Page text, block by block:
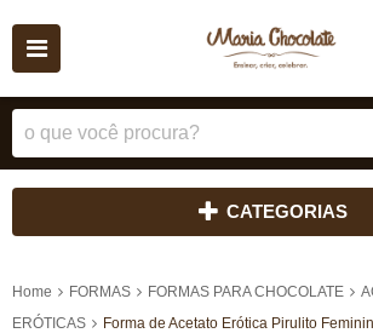
CATEGORIAS
Home FORMAS FORMAS PARA CHOCOLATE
ERÓTICAS
Forma de Acetato Erótica Pirulito